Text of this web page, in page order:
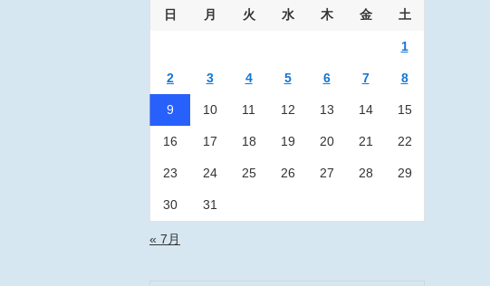
日 月 火 水 木 金 土
1
2 3 4 5 6 7 8
9 10 11 12 13 14 15
16 17 18 19 20 21 22
23 24 25 26 27 28 29
30 31
« 7月